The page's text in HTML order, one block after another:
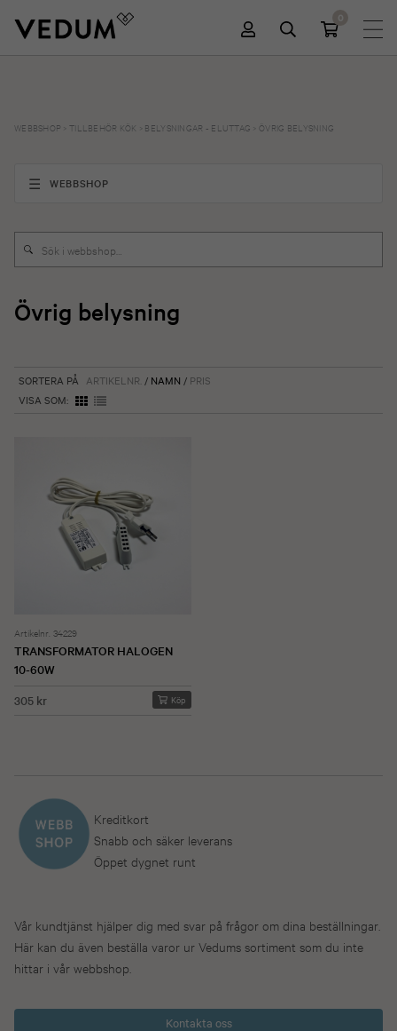
0
WEBBSHOP >TILLBEHÖR KÖK BELYSNINGAR - ELUTTAG ÖVRIG BELYSNING
WEBBSHOP
Övrig belysning
SORTERA PÅ ARTIKELNR./ NAMN / PRIS
VISA SOM:
Artikelnr. 34229
TRANSFORMATOR HALOGEN
10-60W
305 kr
Köp
Kreditkort
Snabb och säker leverans
Öppet dygnet runt
Vår kundtjänst hjälper dig med svar på frågor om dina beställningar.
Här kan du även beställa varor ur Vedums sortiment som du inte
hittar i vår webbshop.
Kontakta oss